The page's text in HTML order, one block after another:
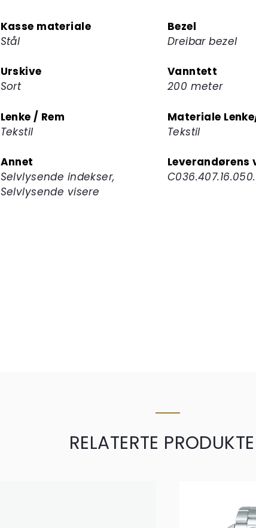
produktet
Kasse materiale
Stål
Bezel
Dreibar bezel
Urskive
Sort
Vanntett
200 meter
Lenke / Rem
Tekstil
Materiale
Tekstil
Annet
Selvlysende indekser,
Selvlysende visere
Leverandørens
RELATERTE